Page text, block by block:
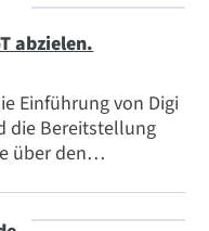
abzielen.
Einführung von Digi
die Bereitstellung
über den